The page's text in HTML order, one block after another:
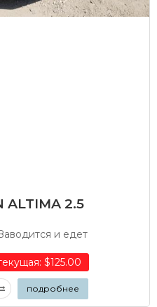
ALTIMA 2.5
и едет
$125.00
подробнее